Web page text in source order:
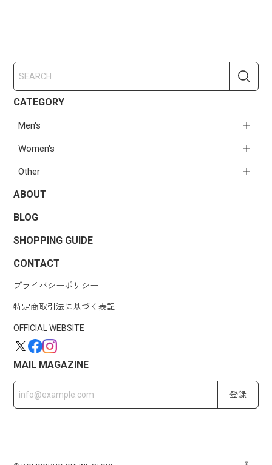
CATEGORY
Men's
Women's
Other
ABOUT
BLOG
SHOPPING GUIDE
CONTACT
プライバシーポリシー
特定商取引法に基づく表記
OFFICIAL WEBSITE
MAIL MAGAZINE
登録